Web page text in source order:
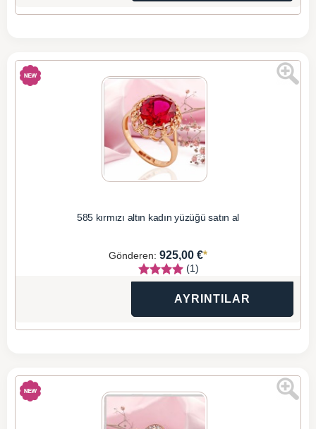
585 kırmızı altın kadın yüzüğü satın al
Gönderen: 925,00 €*
(1)
AYRINTILAR